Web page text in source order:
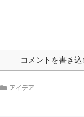
コメントを書き込
アイデア